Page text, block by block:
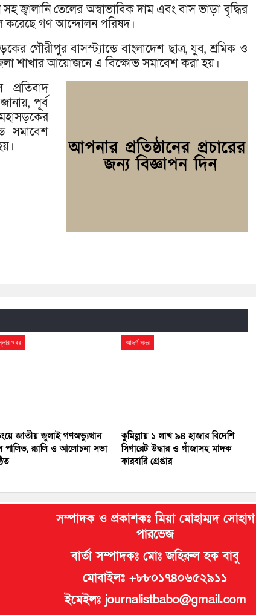
জ্বালানি তেলের অস্বাভাবিক দাম এবং বাস ভাড়া বৃদ্ধির
করেছে গণ আন্দোলন পরিষদ।
গৌরীপুর বাসস্ট্যান্ডে বাংলাদেশ ছাত্র, যুব, শ্রমিক ও
শাখার আয়োজনে এ বিক্ষোভ সমাবেশ করা হয়।
পূর্ব
সমাবেশ
খবর
জাতীয় জুলাই গণঅভ্যুত্থান
পালিত, র‍্যালি ও আলোচনা সভা
আদর্শ সদর
কুমিল্লায় ১ লাখ ৯৪ হাজার বিদেশি
সিগারেট উদ্ধার ও গাঁজাসহ মাদক
কারবারি গ্রেপ্তার
সম্পাদক ও প্রকাশকঃ মিয়া মোহাম্মদ সোহাগ
পারভেজ
বার্তা সম্পাদকঃ মোঃ জহিরুল হক বাবু
মোবাইলঃ +৮৮০১৭৪০৬৫২৯১১
ইমেইলঃ journalistbabo@gmail.com